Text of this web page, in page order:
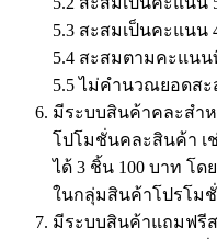
5.3 สะสมเป็นคะแนน
5.4 สะสมตามคะแน
5.5 ไม่คำนวณยอดส
มีระบบสินค้าคละสำ
โปโมชั่นคละสินค้า เ
ได้ 3 ชิ้น 100 บาท โ
ในกลุ่มสินค้าโปรโมชั่
มีระบบสินค้าแถมฟรี